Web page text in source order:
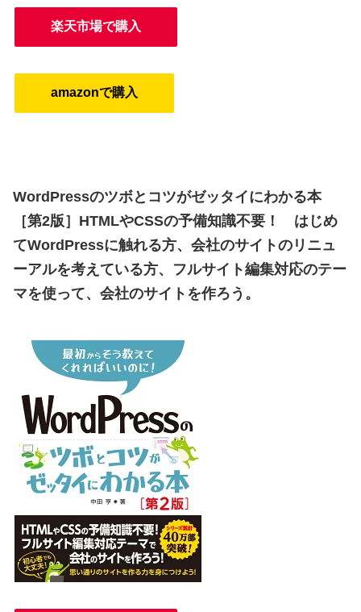
楽天市場で購入
amazonで購入
WordPressのツボとコツがゼッタイにわかる本
［第2版］ HTMLやCSSの予備知識不要！ はじめ
てWordPressに触れる方、会社のサイトのリニュ
ーアルを考えている方、フルサイト編集対応のテー
マを使って、会社のサイトを作ろう。